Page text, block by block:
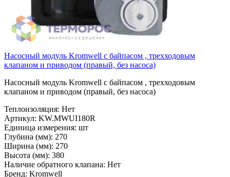
Насосный модуль Kromwell с байпасом , трехходовым
клапаном и приводом (правый, без насоса)
Насосный модуль Kromwell с байпасом , трехходовым
клапаном и приводом (правый, без насоса)
Теплоизоляция: Нет
Артикул: KW.MWUI180R
Единица измерения: шт
Глубина (мм): 270
Ширина (мм): 270
Высота (мм): 380
Наличие обратного клапана: Нет
Бренд: Kromwell